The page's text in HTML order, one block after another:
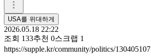
USA를 위대하게
2026.05.18 22:22
조회 133추천 0스크랩 1
https://supple.kr/community/politics/130405107